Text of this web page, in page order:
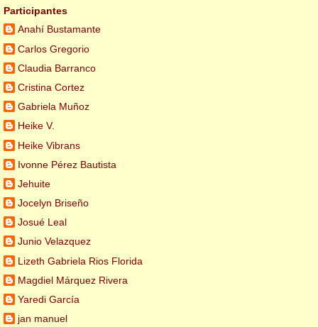
Participantes
Anahí Bustamante
Carlos Gregorio
Claudia Barranco
Cristina Cortez
Gabriela Muñoz
Heike V.
Heike Vibrans
Ivonne Pérez Bautista
Jehuite
Jocelyn Briseño
Josué Leal
Junio Velazquez
Lizeth Gabriela Rios Florida
Magdiel Márquez Rivera
Yaredi García
jan manuel